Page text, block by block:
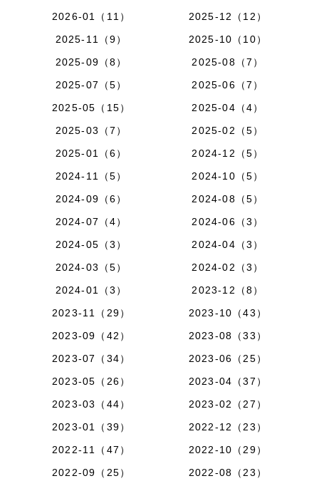
2026-01（11）
2025-12（12）
2025-11（9）
2025-10（10）
2025-09（8）
2025-08（7）
2025-07（5）
2025-06（7）
2025-05（15）
2025-04（4）
2025-03（7）
2025-02（5）
2025-01（6）
2024-12（5）
2024-11（5）
2024-10（5）
2024-09（6）
2024-08（5）
2024-07（4）
2024-06（3）
2024-05（3）
2024-04（3）
2024-03（5）
2024-02（3）
2024-01（3）
2023-12（8）
2023-11（29）
2023-10（43）
2023-09（42）
2023-08（33）
2023-07（34）
2023-06（25）
2023-05（26）
2023-04（37）
2023-03（44）
2023-02（27）
2023-01（39）
2022-12（23）
2022-11（47）
2022-10（29）
2022-09（25）
2022-08（23）